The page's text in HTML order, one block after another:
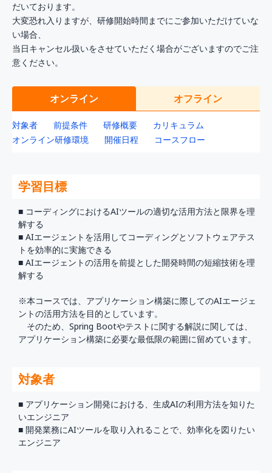
だいております。
大変恐れ入りますが、研修開始時間までにご参加いただけていな
い場合、
当日キャンセル扱いをさせていただく場合がございますのでご注
意ください。
オンライン オフライン
対象者 前提条件 研修概要
カリキュラム
オンライン研修環境
開催日程 コースフロー
学習目標
■ コーディングにおけるAIツールの適切な活用方法と限界を理
解する
■ AIエージェントを活用してコーディングとソフトウェアテス
トを効率的に実施できる
■ AIエージェントの活用を前提とした開発時間の短縮技術を理
解する
※本コースでは、アプリケーション構築に際してのAIエージェ
ントの活用方法を目的としています。
そのため、Spring Bootやテストに関する解説に関しては、
アプリケーション構築に必要な最低限の範囲に留めています。
対象者
■ アプリケーション開発における、生成AIの利用方法を知りた
いエンジニア
■ 開発業務にAIツールを取り入れることで、効率化を図りたい
エンジニア